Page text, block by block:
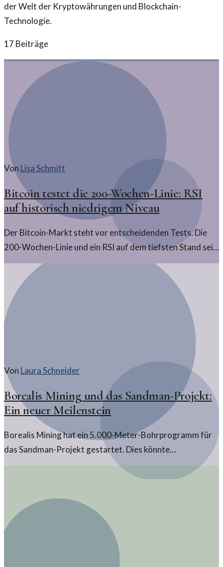
der Welt der Kryptowährungen und Blockchain-
Technologie.
17 Beiträge
Von Lisa Schmitt
Bitcoin testet die 200-Wochen-Linie: RSI
auf historisch niedrigem Niveau
Der Bitcoin-Markt steht vor entscheidenden Tests. Die
200-Wochen-Linie und ein RSI auf dem tiefsten Stand seit
2020 werfen Fragen auf über die zukünftige
Kursentwicklung.
Von Laura Schneider
Borealis Mining und das Sandman-Projekt:
Ein neuer Meilenstein
Borealis Mining hat ein 5.000-Meter-Bohrprogramm für
das Sandman-Projekt gestartet. Dies könnte
entscheidende Erkenntnisse für die Zukunft der Krypto-